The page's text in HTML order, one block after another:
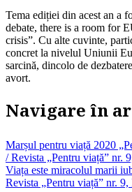
Tema ediției din acest an a
debate, there is a room for
crisis”. Cu alte cuvinte,
concret la nivelul Uniunii
sarcină, dincolo de
avort.
Navigare în
Marșul pentru viață 2020
/ Revista „Pentru viață” nr.
Viața este miracolul marii
Revista „Pentru viață” nr.